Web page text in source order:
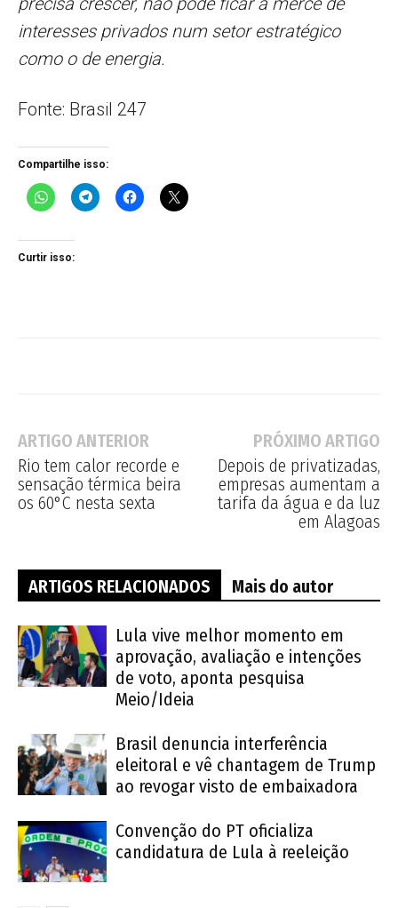
interesses privados num setor estratégico
como o de energia.
Fonte: Brasil 247
Compartilhe isso:
Curtir isso:
ARTIGO ANTERIOR
Rio tem calor recorde e
sensação térmica beira
os 60°C nesta sexta
PRÓXIMO ARTIGO
Depois de privatizadas,
empresas aumentam a
tarifa da água e da luz
em Alagoas
ARTIGOS RELACIONADOS Mais do autor
Lula vive melhor momento em
aprovação, avaliação e intenções
de voto, aponta pesquisa
Meio/Ideia
Brasil denuncia interferência
eleitoral e vê chantagem de Trump
ao revogar visto de embaixadora
Convenção do PT oficializa
candidatura de Lula à reeleição